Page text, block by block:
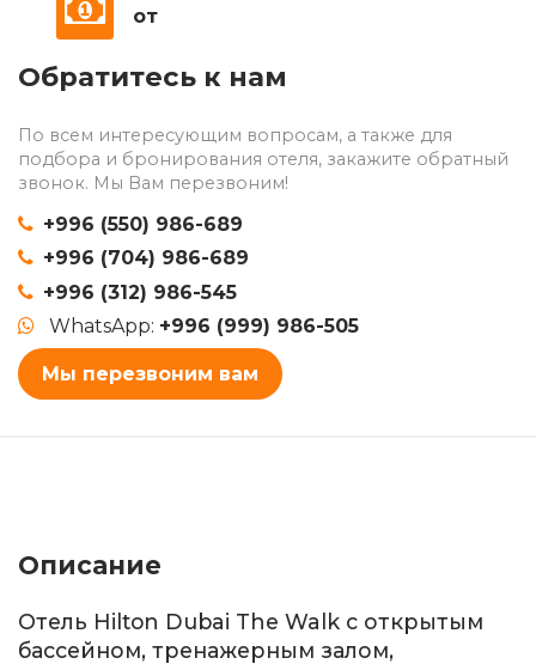
от
Обратитесь к нам
По всем интересующим вопросам, а также для
подбора и бронирования отеля, закажите обратный
звонок. Мы Вам перезвоним!
+996 (550) 986-689
+996 (704) 986-689
+996 (312) 986-545
WhatsApp: +996 (999) 986-505
Мы перезвоним вам
Описание
Отель Hilton Dubai The Walk с открытым
бассейном, тренажерным залом,